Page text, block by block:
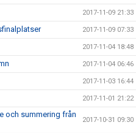
2017-11-09 21:33
2017-11-09 07:33
2017-11-04 18:48
2017-11-04 06:46
2017-11-03 16:44
2017-11-01 21:22
och summering från
2017-10-31 09:30